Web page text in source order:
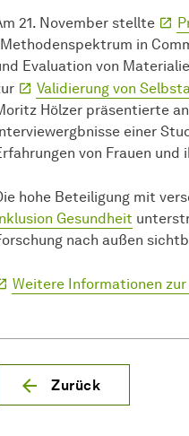
21. November stellte
in
Evaluation von
Validierung von
Hölzer präsentierte
Interviewergbnisse einer
von Frauen
hohe Beteiligung mit
Inklusion Gesundheit
nach außen
Weitere Informationen
Zurück